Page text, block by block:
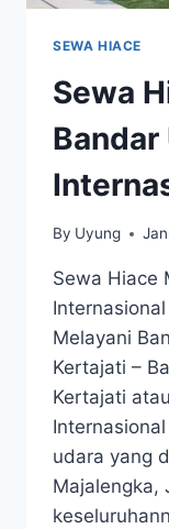
SEWA HIACE
Sewa
Bandar
By Uyung
Sewa Hiace
Melayani
Kertajati –
Kertajati
udara yang
Majalengka,